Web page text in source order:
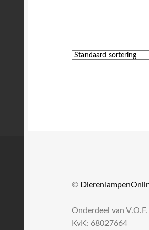
©
Onderdeel van
KvK: 68027664